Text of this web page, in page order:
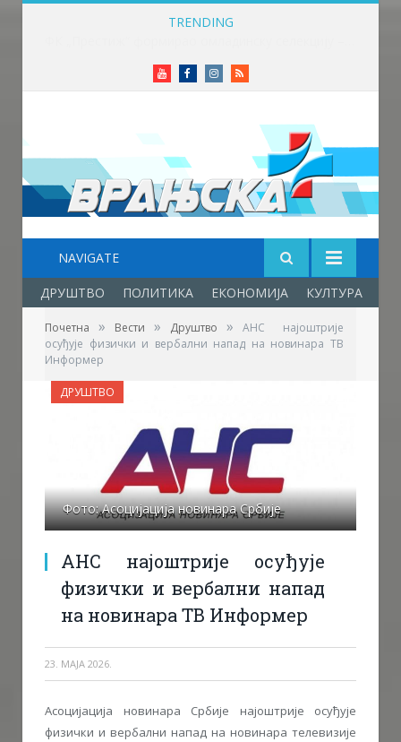
TRENDING
YoutubeFacebookInstagram
RSS
NAVIGATE
ДРУШТВО ПОЛИТИКА ЕКОНОМИЈА КУЛТУРА
Почетна » Вести » Друштво »
АНС најоштрије
осуђује физички и вербални напад на новинара ТВ
Информер
Фото: Асоцијација новинара Србије
АНС најоштрије осуђује
физички и вербални напад
на новинара ТВ Информер
23. МАЈА 2026.
ДРУШТВО
Асоцијација новинара Србије најоштрије осуђује
физички и вербални напад на новинара телевизије